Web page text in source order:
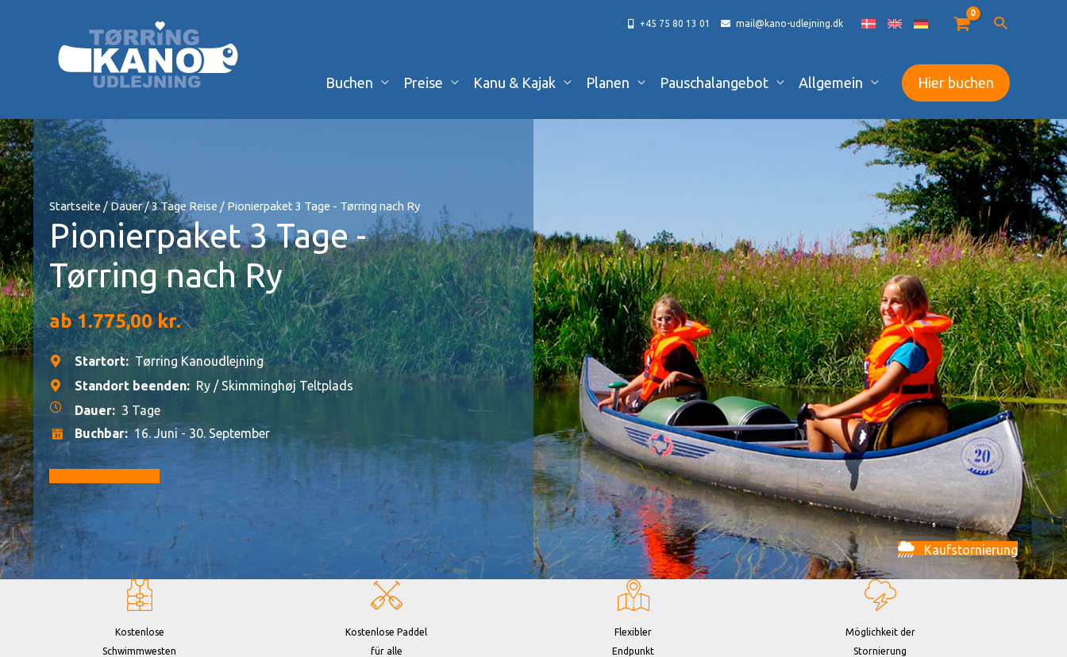
+45 75 80 13 01 mail@kano-udlejning.dk
Buchen Preise Kanu & Kajak Planen Pauschalangebot Allgemein Hier buchen
Startseite /Dauer/3 Tage Reise / Pionierpaket 3 Tage - Tørring nach Ry
Pionierpaket 3 Tage -
Tørring nach Ry
ab1.775,00kr.
Startort: Tørring Kanoudlejning
Standort beenden: Ry / Skimminghøj Teltplads
Dauer: 3 Tage
Buchbar: 16. Juni - 30. September
Kaufstornierung
Kostenlose
Schwimmwesten
Kostenlose Paddel
für alle
Flexibler
Endpunkt
Möglichkeit der
Stornierung